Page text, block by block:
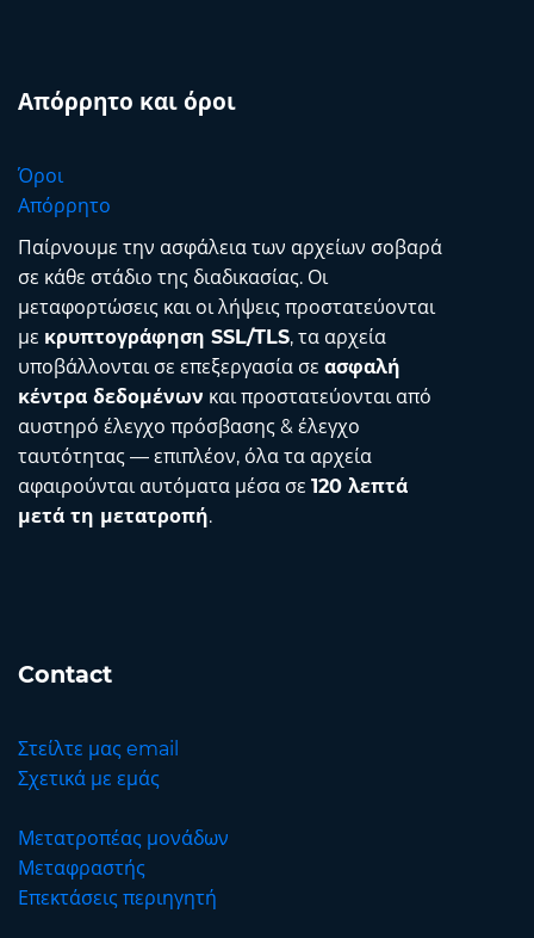
Απόρρητο και όροι
Όροι
Απόρρητο
Παίρνουμε την ασφάλεια των αρχείων σοβαρά
σε κάθε στάδιο της διαδικασίας. Οι
μεταφορτώσεις και οι λήψεις προστατεύονται
με κρυπτογράφηση SSL/TLS, τα αρχεία
υποβάλλονται σε επεξεργασία σε ασφαλή
κέντρα δεδομένων και προστατεύονται από
αυστηρό έλεγχο πρόσβασης & έλεγχο
ταυτότητας — επιπλέον, όλα τα αρχεία
αφαιρούνται αυτόματα μέσα σε 120 λεπτά
μετά τη μετατροπή.
Contact
Στείλτε μας email
Σχετικά με εμάς
Μετατροπέας μονάδων
Μεταφραστής
Επεκτάσεις περιηγητή